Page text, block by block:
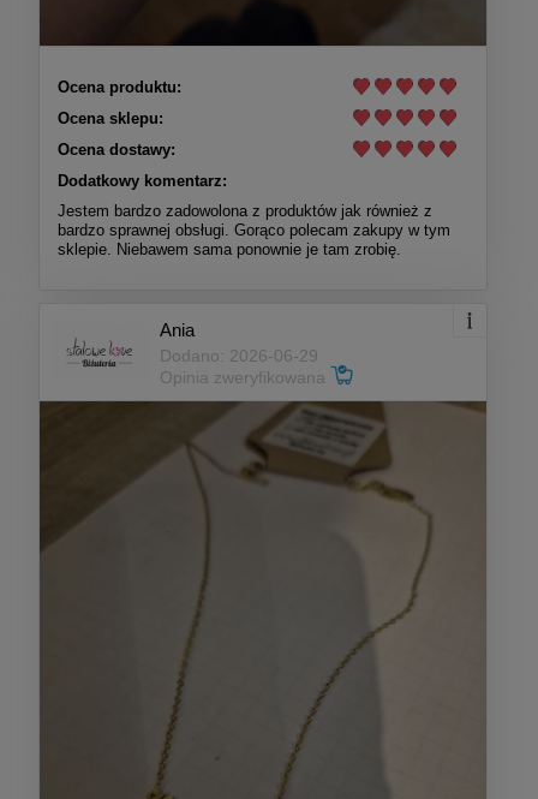
Ocena produktu:
Ocena sklepu:
Ocena dostawy:
Dodatkowy komentarz:
Jestem bardzo zadowolona z produktów jak również z
bardzo sprawnej obsługi. Gorąco polecam zakupy w tym
sklepie. Niebawem sama ponownie je tam zrobię.
Ania
Dodano: 2026-06-29
Opinia zweryfikowana